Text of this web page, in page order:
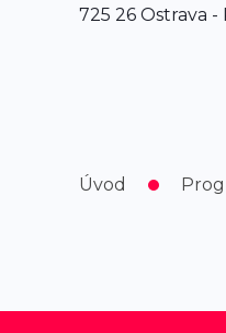
725 26 Ostrava -
Úvod